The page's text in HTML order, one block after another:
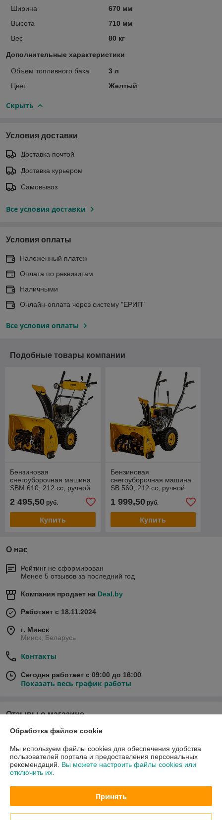
Ширина
670 мм
Высота
710 мм
Вес
80 кг
Дополнительные характеристики
Объем топливного бака
3 л
Цвет
Желтый
Скрыть
Условия доставки
Доставка почтой
Доставка курьером
Самовывоз
Все условия доставки
Условия оплаты
Наложенный платеж
Оплата по реквизитам
Наличными
Онлайн-оплата через систему "ЕРИП"
Все условия оплаты
Подобные товары компании
Бензиновая
снегоуборочная машина
SBM 610, 212 cc, ручной
2 495,50 руб.
Купить
Бензиновая
снегоуборочная машина
SB 560, 212 cc, ручной
1 999,50руб.
Купить
О нас
Рейтинг не сформирован
Менее 5 отзывов за последний год
Компания продает на Deal.by
Работает с 18.11.2024
г. Минск
Минск, Беларусь
Контакты
Сегодня работает с 09:00 до 16:00
Показать весь график работы
Отзывы о магазине
У компании пока нет отзывов, добавьте первый
О нас
Контакты
Доставка и оплата
Обработка файлов cookie
Мы используем файлы cookies для обеспечения удобства
пользователей портала и предоставления персональных
рекомендаций. Вы можете настроить файлы cookies или
отключить их.
Принять